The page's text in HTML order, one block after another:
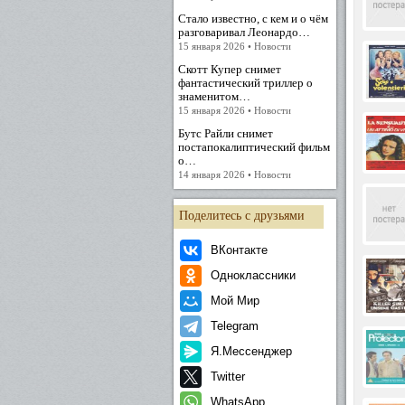
Стало известно, с кем и о чём
разговаривал Леонардо…
15 января 2026 • Новости
Скотт Купер снимет
фантастический триллер о
знаменитом…
15 января 2026 • Новости
Бутс Райли снимет
постапокалиптический фильм
о…
14 января 2026 • Новости
Поделитесь с друзьями
ВКонтакте
Одноклассники
Мой Мир
Telegram
Я.Мессенджер
Twitter
WhatsApp
также
Грей"
Клаус
Среди
(1982,
фильмах
вела
главные
В 1969
В
даже на